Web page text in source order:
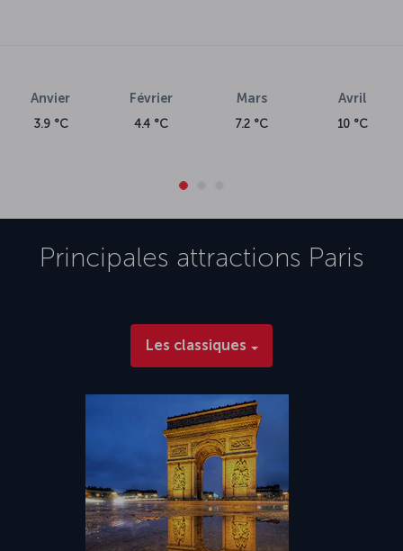
Anvier
3.9 °C
Février
4.4 °C
Mars
7.2 °C
Avril
10 °C
Principales attractions Paris
Les classiques